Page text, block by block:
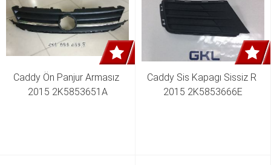
Caddy Ön Panjur Armasız
2015 2K5853651A
Caddy Sis Kapagı Sissiz R
2015 2K5853666E